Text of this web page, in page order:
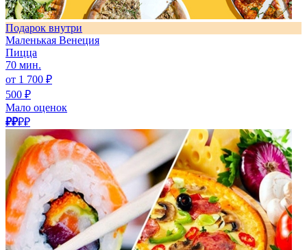
Подарок внутри
Маленькая Венеция
Пицца
70 мин.
от 1 700 ₽
500 ₽
Мало оценок
₽₽₽₽